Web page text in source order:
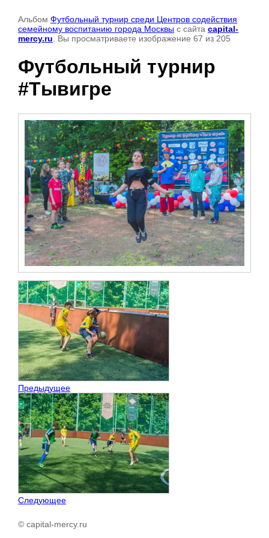
Альбом Футбольный турнир среди Центров содействия
семейному воспитанию города Москвы с сайта capital-
mercy.ru . Вы просматриваете изображение 67 из 205
Футбольный турнир
#Тывигре
Предыдущее
Следующее
© capital-mercy.ru